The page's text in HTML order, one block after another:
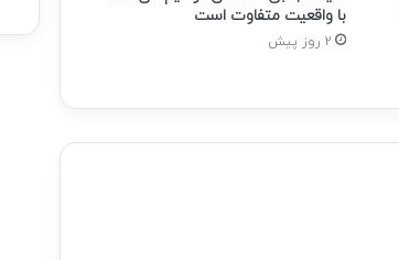
با واقعیت متفاوت است
2 روز پیش